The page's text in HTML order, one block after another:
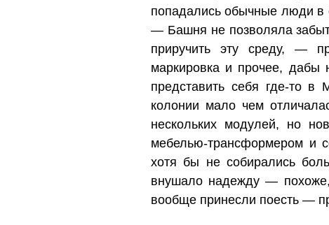
попадались обычные люди в
— Башня не позволяла
приручить эту среду, —
маркировка и прочее, дабы
представить себя где-то
колонии мало чем
нескольких модулей, но
мебелью-трансформером и
хотя бы не собирались
внушало надежду —
вообще принесли поесть —